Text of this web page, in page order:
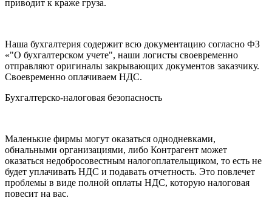
приводит к краже груза.
Наша бухгалтерия содержит всю документацию согласно ФЗ
«"О бухгалтерском учете", наши логисты своевременно
отправляют оригиналы закрывающих документов заказчику.
Своевременно оплачиваем НДС.
Бухгалтерско-налоговая безопасность
Маленькие фирмы могут оказаться однодневками,
обнальными организациями, либо Контрагент может
оказаться недобросовестным налогоплательщиком, то есть не
будет уплачивать НДС и подавать отчетность. Это повлечет
проблемы в виде полной оплаты НДС, которую налоговая
повесит на вас.